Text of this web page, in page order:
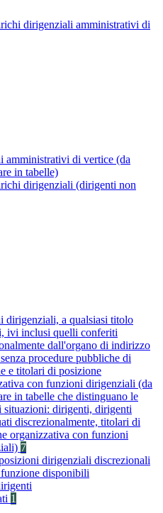
dirigenziali amministrativi di
amministrativi di vertice (da
in tabelle)
dirigenziali (dirigenti non
dirigenziali, a qualsiasi titolo
ivi inclusi quelli conferiti
dall'organo di indirizzo
procedure pubbliche di
e titolari di posizione
con funzioni dirigenziali (da
in tabelle che distinguano le
situazioni: dirigenti, dirigenti
discrezionalmente, titolari di
organizzativa con funzioni
7
dirigenziali discrezionali
disponibili
1